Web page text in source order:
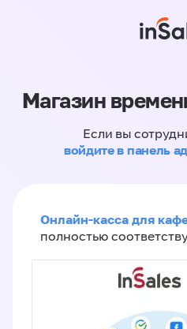
Магазин
Если вы
войдите в панель
Онлайн-касса для
полностью